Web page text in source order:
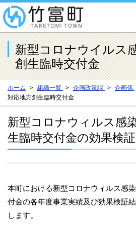
新型コロナウイルス
創生臨時交付金
ホーム 組織一覧 企画政策課 企画係
対応地方創生臨時交付金
新型コロナウィルス感
生臨時交付金の効果検
本町における新型コロナウィルス感
付金の各年度事業実績及び効果検証
します。